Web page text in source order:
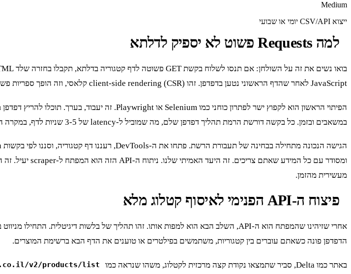
Medium
ייצוא CSV/API יומי או שבועי
למה Requests פשוט לא יספיק לדלתא
JavaScript לאחר שהדף הראשוני נטען בדפדפן. זהו client-side rendering (CSR) קלאסי, וזה הופך ספריות פשוטות ללא רלוונטיות.
במשאבים ובזמן. כל בקשה דורשת הרמת תהליך דפדפן שלם, מה שמוביל ל-latency של 3-5 שניות לדף, במקרה הטוב. כשאתם צריכים לסרוק קטלוג של 8,000 מוצרים, זה פשוט לא סקיילבילי.
מעשירית מהזמן.
פיצוח ה-API הפנימי לאיסוף קטלוג מלא
הדפדפן פונה כשאתם עוברים בין קטגוריות, משתמשים בפילטרים או טוענים את הדף הבא ברשימת המוצרים.
באתר כמו Delta, סביר שתמצאו נקודת קצה מרכזית לקטלוג, משהו שנראה כמו v2/products/list